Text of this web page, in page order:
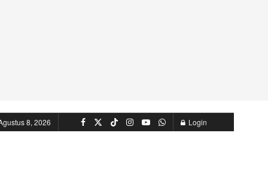
8, 2026 Login